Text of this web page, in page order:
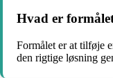
Hvad er
Formålet er at tilføje
den rigtige løsning